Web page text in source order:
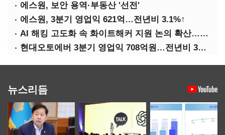
에스원, 보안 용역·부동산 '선전'
에스원, 3분기 영업익 621억…전년비 3.1%↑
AI 해킹 고도화 속 화이트해커 지원 논의 확산…'버그바운티' 재조명
현대오토에버 3분기 영업익 708억원…전년비 34.8%↑
뉴스리듬